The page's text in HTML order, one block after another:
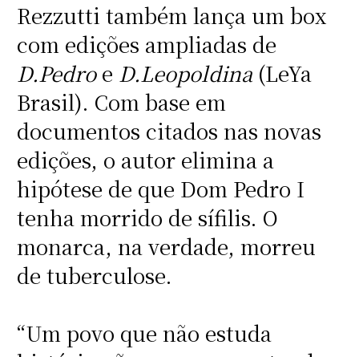
Rezzutti também lança um box
com edições ampliadas de
D.Pedroe D.Leopoldina(LeYa
Brasil). Com base em
documentos citados nas novas
edições, o autor elimina a
hipótese de que Dom Pedro I
tenha morrido de sífilis. O
monarca, na verdade, morreu
de tuberculose.
“Um povo que não estuda